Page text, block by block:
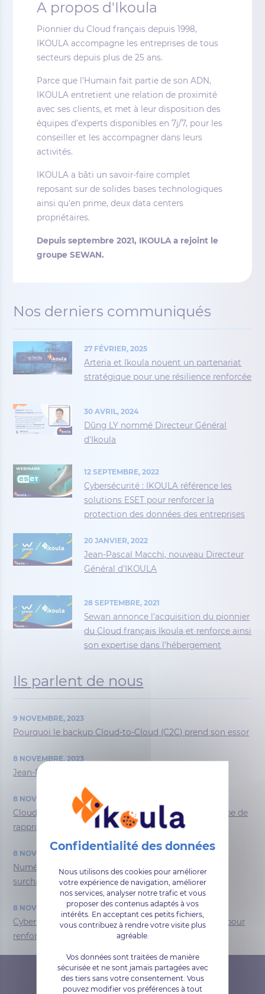
A propos d'Ikoula
Pionnier du Cloud français depuis 1998,
IKOULA accompagne les entreprises de tous
secteurs depuis plus de 25 ans.
Parce que l’Humain fait partie de son ADN,
IKOULA entretient une relation de proximité
avec ses clients, et met à leur disposition des
équipes d’experts disponibles en 7j/7, pour les
conseiller et les accompagner dans leurs
activités.
IKOULA a bâti un savoir-faire complet
reposant sur de solides bases technologiques
ainsi qu'en prime, deux data centers
propriétaires.
Depuis septembre 2021, IKOULA a rejoint le
groupe SEWAN.
Nos derniers communiqués
27 FÉVRIER, 2025
Arteria et Ikoula nouent un partenariat
stratégique pour une résilience renforcée
30 AVRIL, 2024
Dũng LY nommé Directeur Général
d'Ikoula
12 SEPTEMBRE, 2022
Cybersécurité : IKOULA référence les
solutions ESET pour renforcer la
protection des données des entreprises
20 JANVIER, 2022
Jean-Pascal Macchi, nouveau Directeur
Général d'IKOULA
28 SEPTEMBRE, 2021
Sewan annonce l’acquisition du pionnier
du Cloud français Ikoula et renforce ainsi
son expertise dans l’hébergement
Ils parlent de nous
9 NOVEMBRE, 2023
Pourquoi le backup Cloud-to-Cloud (C2C) prend son essor
8 NOVEMBRE, 2023
Jean-Pascal Macchi prend les rênes d'Ikoula
8 NOVEMBRE, 2023
Cloud français : le Groupe Sewan concrétise une étape de
rapprochement avec Ikoula
8 NOVEMBRE, 2023
Numérique durable : Datacenters, les antidotes à la
surchauffe
8 NOVEMBRE, 2023
Cybersécurité : IKOULA référence les solutions ESET pour
renforcer la protection des données des entreprises
Nous utilisons des cookies pour améliorer
votre expérience de navigation, améliorer
nos services, analyser notre trafic et vous
proposer des contenus adaptés à vos
intérêts. En acceptant ces petits fichiers,
vous contribuez à rendre votre visite plus
agréable.
Vos données sont traitées de manière
sécurisée et ne sont jamais partagées avec
des tiers sans votre consentement. Vous
pouvez modifier vos préférences à tout